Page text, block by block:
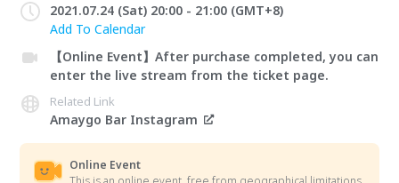
2021.07.24 (Sat) 20:00 - 21:00 (GMT+8)
Add To Calendar
【Online Event】After purchase completed, you can
enter the live stream from the ticket page.
Related Link
Amaygo Bar Instagram
Online Event